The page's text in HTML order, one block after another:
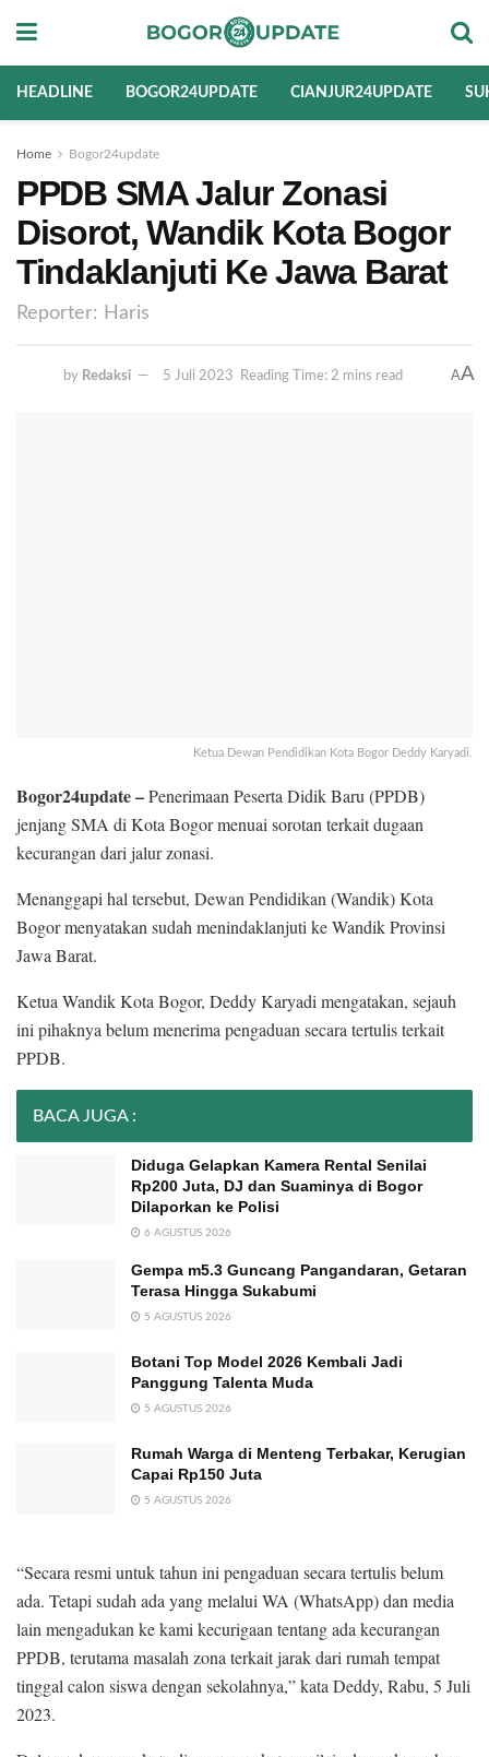
HEADLINE BOGOR24UPDATE CIANJUR24UPDATE
Home Bogor24update
PPDB SMA Jalur Zonasi
Disorot, Wandik Kota Bogor
Tindaklanjuti Ke Jawa Barat
Reporter: Haris
by Redaksi 5 Juli 2023 Reading Time: 2 mins read AA
Ketua Dewan Pendidikan Kota Bogor Deddy Karyadi.
Bogor24update –Penerimaan Peserta Didik Baru (PPDB)
jenjang SMA di Kota Bogor menuai sorotan terkait dugaan
kecurangan dari jalur zonasi.
Menanggapi hal tersebut, Dewan Pendidikan (Wandik) Kota
Bogor menyatakan sudah menindaklanjuti ke Wandik Provinsi
Jawa Barat.
Ketua Wandik Kota Bogor, Deddy Karyadi mengatakan, sejauh
ini pihaknya belum menerima pengaduan secara tertulis terkait
PPDB.
BACA JUGA :
Diduga Gelapkan Kamera Rental Senilai
Rp200 Juta, DJ dan Suaminya di Bogor
Dilaporkan ke Polisi
6 AGUSTUS 2026
Gempa m5.3 Guncang Pangandaran, Getaran
Terasa Hingga Sukabumi
5 AGUSTUS 2026
Botani Top Model 2026 Kembali Jadi
Panggung Talenta Muda
5 AGUSTUS 2026
Rumah Warga di Menteng Terbakar, Kerugian
Capai Rp150 Juta
5 AGUSTUS 2026
“Secara resmi untuk tahun ini pengaduan secara tertulis belum
ada. Tetapi sudah ada yang melalui WA (WhatsApp) dan media
lain mengadukan ke kami kecurigaan tentang ada kecurangan
PPDB, terutama masalah zona terkait jarak dari rumah tempat
tinggal calon siswa dengan sekolahnya,” kata Deddy, Rabu, 5 Juli
2023.